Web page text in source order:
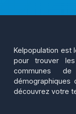
Kelpopulation est
pour trouver
communes
démographiques
découvrez votre